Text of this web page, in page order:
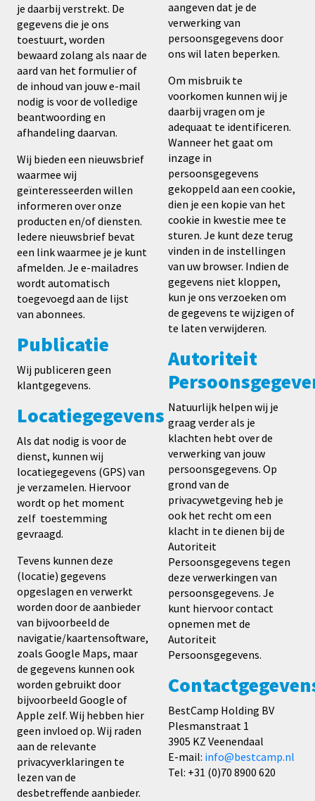
je daarbij verstrekt. De
gegevens die je ons
toestuurt, worden
bewaard zolang als naar de
aard van het formulier of
de inhoud van jouw e-mail
nodig is voor de volledige
beantwoording en
afhandeling daarvan.
Wij bieden een nieuwsbrief
waarmee wij
geïnteresseerden willen
informeren over onze
producten en/of diensten.
Iedere nieuwsbrief bevat
een link waarmee je je kunt
afmelden. Je e-mailadres
wordt automatisch
toegevoegd aan de lijst
van abonnees.
Publicatie
Wij publiceren geen
klantgegevens.
Locatiegegevens
Als dat nodig is voor de
dienst, kunnen wij
locatiegegevens (GPS) van
je verzamelen. Hiervoor
wordt op het moment
zelf toestemming
gevraagd.
Tevens kunnen deze
(locatie) gegevens
opgeslagen en verwerkt
worden door de aanbieder
van bijvoorbeeld de
navigatie/kaartensoftware,
zoals Google Maps, maar
de gegevens kunnen ook
worden gebruikt door
bijvoorbeeld Google of
Apple zelf. Wij hebben hier
geen invloed op. Wij raden
aan de relevante
privacyverklaringen te
lezen van de
desbetreffende aanbieder.
aangeven dat je de
verwerking van
persoonsgegevens door
ons wil laten beperken.
Om misbruik te
voorkomen kunnen wij je
daarbij vragen om je
adequaat te identificeren.
Wanneer het gaat om
inzage in
persoonsgegevens
gekoppeld aan een cookie,
dien je een kopie van het
cookie in kwestie mee te
sturen. Je kunt deze terug
vinden in de instellingen
van uw browser. Indien de
gegevens niet kloppen,
kun je ons verzoeken om
de gegevens te wijzigen of
te laten verwijderen.
Autoriteit
Natuurlijk helpen wij je
graag verder als je
klachten hebt over de
verwerking van jouw
persoonsgegevens. Op
grond van de
privacywetgeving heb je
ook het recht om een
klacht in te dienen bij de
Autoriteit
Persoonsgegevens tegen
deze verwerkingen van
persoonsgegevens. Je
kunt hiervoor contact
opnemen met de
Autoriteit
Persoonsgegevens.
BestCamp Holding BV
Plesmanstraat 1
3905 KZ Veenendaal
E-mail: info@bestcamp.nl
Tel: +31 (0)70 8900 620